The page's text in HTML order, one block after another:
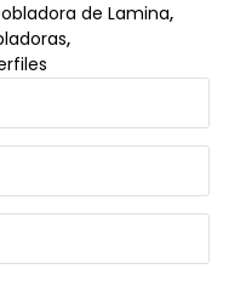
de Lamina,
,